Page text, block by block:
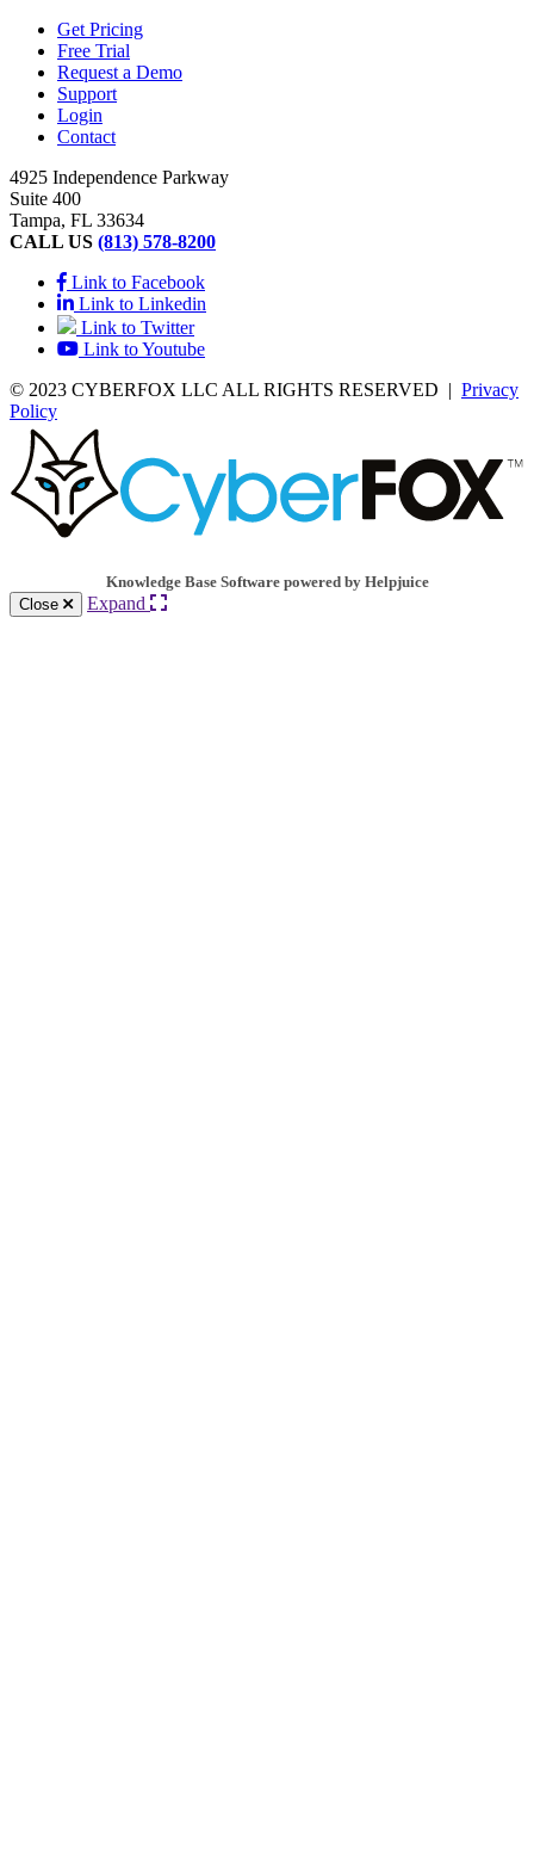
Get Pricing
Free Trial
Request a Demo
Support
Login
Contact
4925 Independence Parkway
Suite 400
Tampa, FL 33634
CALL US (813) 578-8200
Link to Facebook
Link to Linkedin
Link to Twitter
Link to Youtube
© 2023 CYBERFOX LLC ALL RIGHTS RESERVED | Privacy
Policy
Knowledge Base Software powered by Helpjuice
Close
Expand